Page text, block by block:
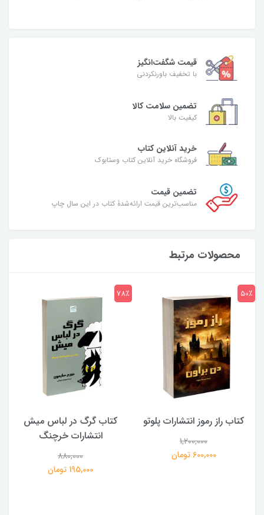
قیمت شگفت‌انگیز
با تخفیف باورنکردنی
تضمین سلامت کالا
کیفیت بالا
خرید آنلاین کتاب
فروشگاه خرید آنلاین کتاب وستابوک
تضمین قیمت
مناسب‌ترین قیمت ارائه‌شدۀ کتاب در این سال چاپ
محصولات مرتبط
کتاب راز رموز انتشارات پلوتو
1,200,000
600,000 تومان
50٪
کتاب گرگ در لباس میش
انتشارات خرچنگ
880,000
195,000 تومان
78٪